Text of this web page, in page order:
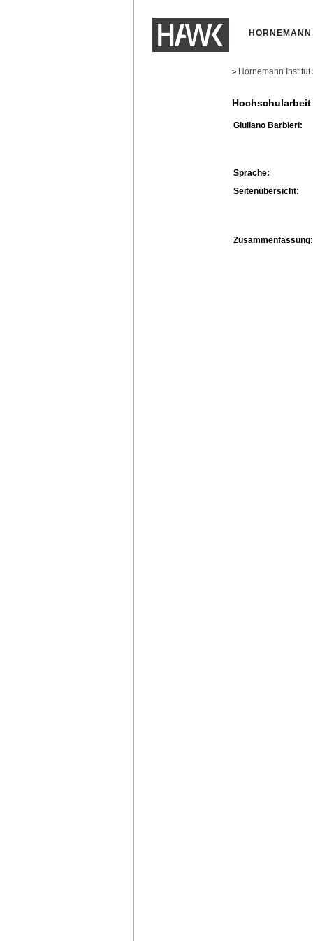
> Hornemann Institut
Hochschularbeit
Giuliano Barbieri:
Sprache:
Seitenübersicht:
Zusammenfassung: